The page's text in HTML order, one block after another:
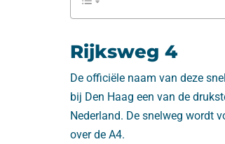
Rijksweg 4
De officiële naam van deze
bij Den Haag een van de
Nederland. De snelweg wordt
over de A4.